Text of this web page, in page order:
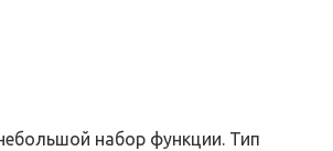
набор функции. Тип